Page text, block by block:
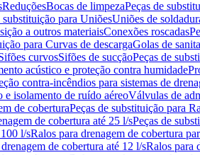
ReduçõesBocas de limpezaPeças de
substituição para UniõesUniões de
a outros materiaisConexões roscadas
para Curvas de descargaGolas de
curvosSifões de sucçãoPeças de
acústico e proteção contra humidade
contra-incêndios para sistemas de
e isolamento de ruído aéreoVálvulas de
de coberturaPeças de substituição para
de cobertura até 25 l/sPeças de
l/sRalos para drenagem de cobertura
de cobertura até 12 l/sRalos para